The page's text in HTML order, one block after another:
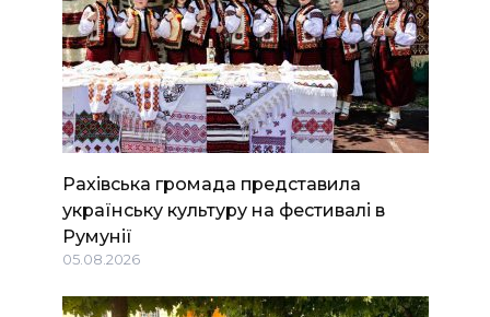
Рахівська громада представила
українську культуру на фестивалі в
Румунії
05.08.2026